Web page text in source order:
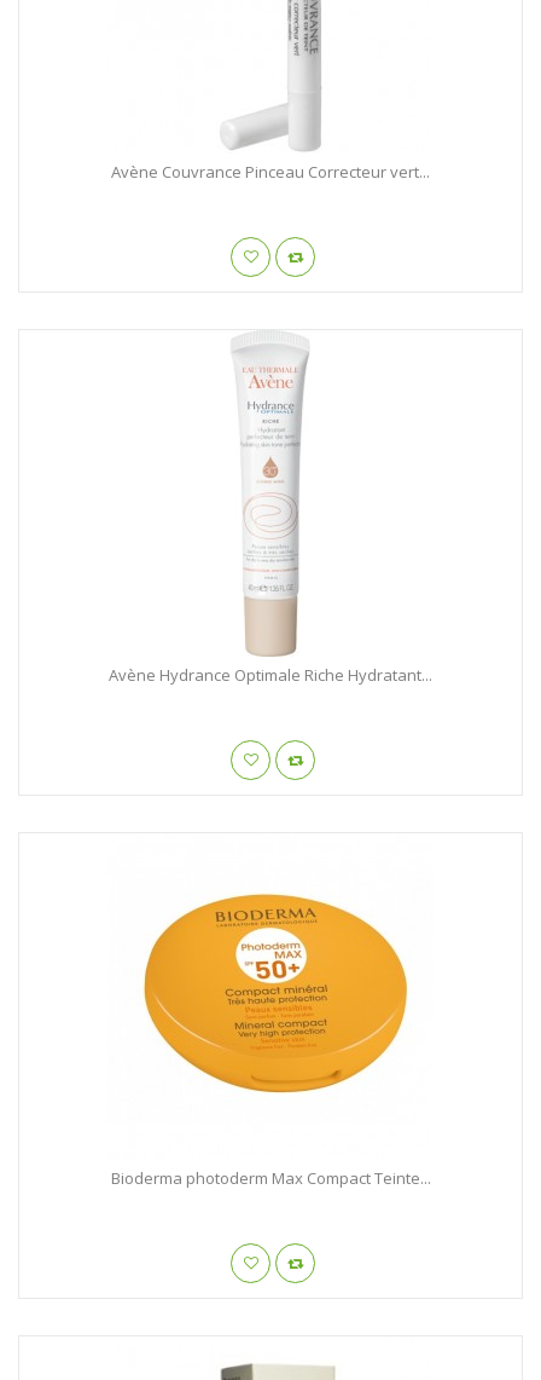
Avène Couvrance Pinceau Correcteur vert...
Avène Hydrance Optimale Riche Hydratant...
Bioderma photoderm Max Compact Teinte...